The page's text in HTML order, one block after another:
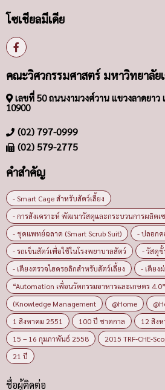
โซเชียลมีเดีย
คณะวิศวกรรมศาสตร์ มหาวิทยาลัย
เลขที่ 50 ถนนงามวงศ์วาน แขวงลาดยาว
10900
(02) 797-0999
(02) 579-2775
คำสำคัญ
- Smart Cage สำหรับสัตว์เลี้ยง
- การสังเคราะห์ พัฒนาวัสดุและกระบวนการผลิตเ
- ชุดแพทย์ฉลาด (Smart Scrub Suit)
- ปลอกค
- รถเข็นสัตว์เพื่อใช้ในโรงพยาบาลสัตว์
- วัสดุ
- เตียงตรวจไฮดรอลิกสำหรับสัตว์เลี้ยง
- เตียง
“Automation เพื่อนวัตกรรมอาหารและเกษตร 4.0”
(Knowledge Management
@Home
1 สิงหาคม 2551
100 ปี ชาตกาล
12 สิง
15 – 16 กุมภาพันธ์ 2558
2015 TRF-CHE-
21 ปี
ชื่อผู้ติดต่อ